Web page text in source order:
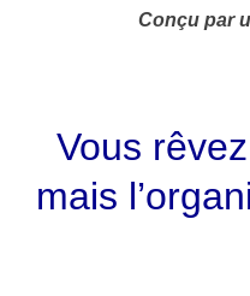
Conçu par
Vous
mais